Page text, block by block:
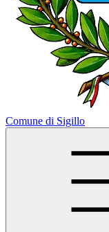
Comune di Sigillo